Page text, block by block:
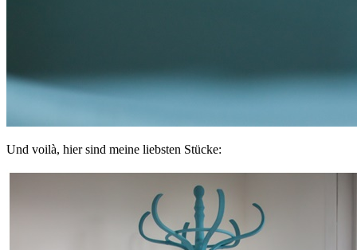
Und voilà, hier sind meine liebsten Stücke: